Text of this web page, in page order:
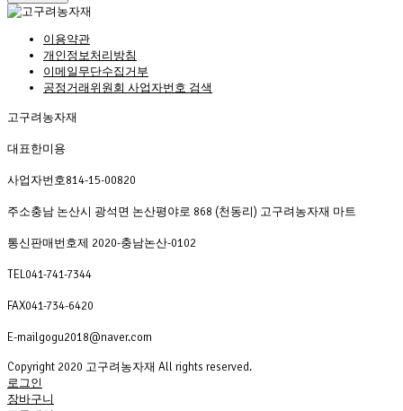
이용약관
개인정보처리방침
이메일무단수집거부
공정거래위원회 사업자번호 검색
고구려농자재
대표한미용
사업자번호814-15-00820
주소충남 논산시 광석면 논산평야로 868 (천동리) 고구려농자재 마트
통신판매번호제 2020-충남논산-0102
TEL041-741-7344
FAX041-734-6420
E-mailgogu2018@naver.com
Copyright 2020 고구려농자재 All rights reserved.
로그인
장바구니